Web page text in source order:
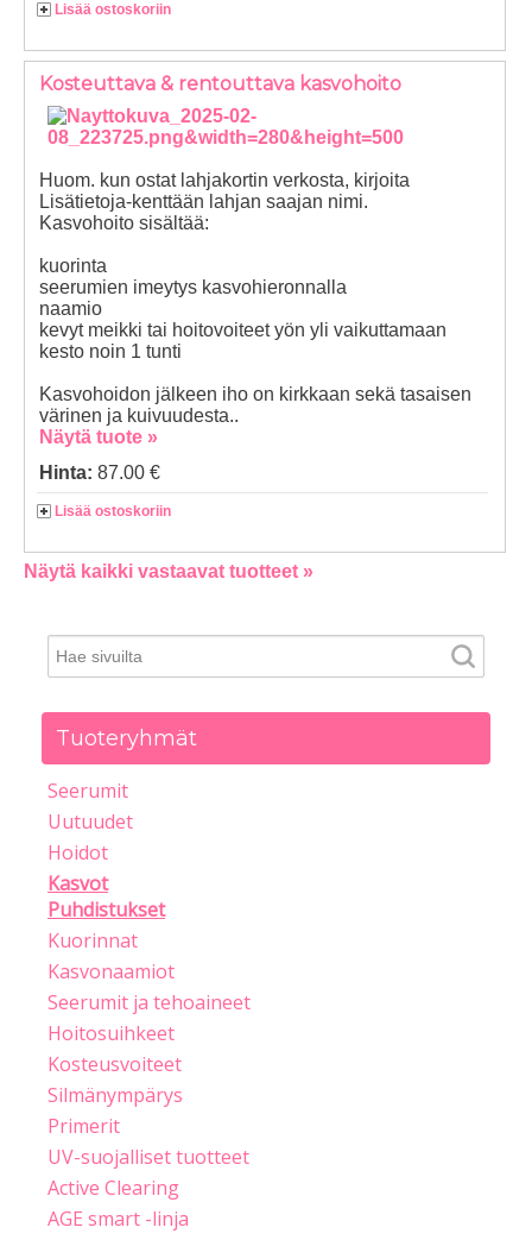
Lisää ostoskoriin
Kosteuttava & rentouttava kasvohoito
Huom. kun ostat lahjakortin verkosta, kirjoita
Lisätietoja-kenttään lahjan saajan nimi.
Kasvohoito sisältää:
kuorinta
seerumien imeytys kasvohieronnalla
naamio
kevyt meikki tai hoitovoiteet yön yli vaikuttamaan
kesto noin 1 tunti
Kasvohoidon jälkeen iho on kirkkaan sekä tasaisen
värinen ja kuivuudesta..
Näytä tuote »
Hinta: 87.00 €
Lisää ostoskoriin
Näytä kaikki vastaavat tuotteet »
Tuoteryhmät
Seerumit
Uutuudet
Hoidot
Kasvot
Puhdistukset
Kuorinnat
Kasvonaamiot
Seerumit ja tehoaineet
Hoitosuihkeet
Kosteusvoiteet
Silmänympärys
Primerit
UV-suojalliset tuotteet
Active Clearing
AGE smart -linja